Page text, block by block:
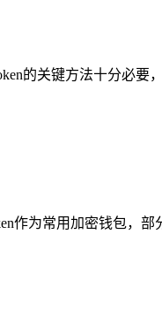
的关键方法十分必要
作为常用加密钱包，部